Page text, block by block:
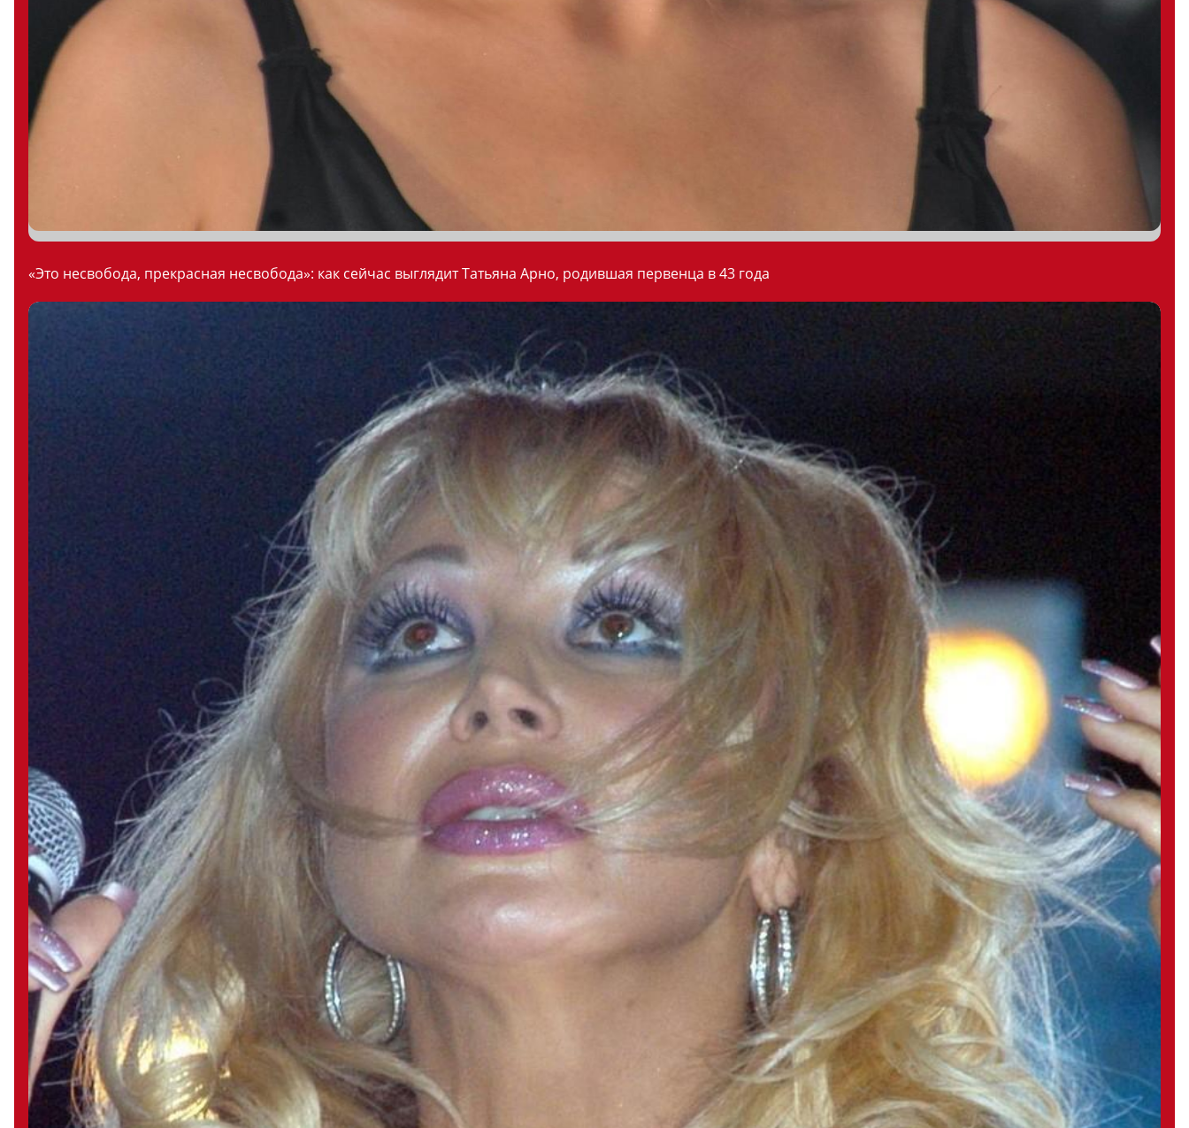
«Это несвобода, прекрасная несвобода»: как сейчас выглядит Татьяна Арно, родившая первенца в 43 года